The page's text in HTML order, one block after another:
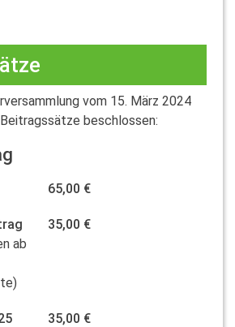
vom 15. März 2024
beschlossen:
65,00 €
ab
35,00 €
35,00 €